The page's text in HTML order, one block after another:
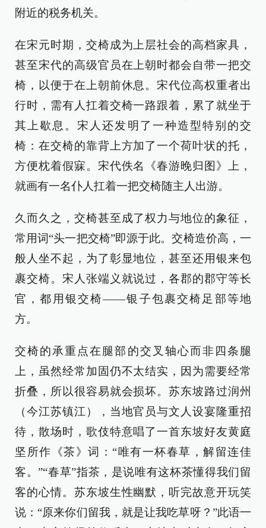
附近的税务机关。
在宋元时期，交椅成为上层社会的高档家具，
甚至宋代的高级官员在上朝时都会自带一把交
椅，以便于在上朝前休息。宋代位高权重者出
行时，需有人扛着交椅一路跟着，累了就坐于
其上歇息。宋人还发明了一种造型特别的交
椅：在交椅的靠背上方加了一个荷叶状的托，
方便枕着假寐。宋代佚名《春游晚归图》上，
就画有一名仆人扛着一把交椅随主人出游。
久而久之，交椅甚至成了权力与地位的象征，
常用词“头一把交椅”即源于此。交椅造价高，一
般人坐不起，为了彰显地位，甚至还用银来包
裹交椅。宋人张端义就说过，各郡的郡守等长
官，都用银交椅——银子包裹交椅足部等地
方。
交椅的承重点在腿部的交叉轴心而非四条腿
上，虽然经常加固仍不太结实，因为需要经常
折叠，所以很容易就会损坏。苏东坡路过润州
（今江苏镇江），当地官员与文人设宴隆重招
待，散场时，歌伎特意唱了一首东坡好友黄庭
坚所作《茶》词：“唯有一杯春草，解留连佳
客。”“春草”指茶，是说唯有这杯茶懂得我们留
客的心情。苏东坡生性幽默，听完故意开玩笑
说：“原来你们留我，就是让我吃草呀？”此语一